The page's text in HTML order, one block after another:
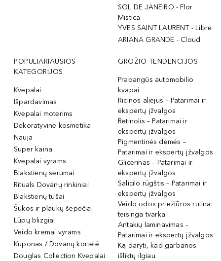
SOL DE JANEIRO - Flor
Mistica
YVES SAINT LAURENT - Libre
ARIANA GRANDE - Cloud
POPULIARIAUSIOS
KATEGORIJOS
Kvepalai
Išpardavimas
Kvepalai moterims
Dekoratyvinė kosmetika
Nauja
Super kaina
Kvepalai vyrams
Blakstienų serumai
Rituals Dovanų rinkiniai
Blakstienų tušai
Šukos ir plaukų šepečiai
Lūpų blizgiai
Veido kremai vyrams
Kuponas / Dovanų kortelė
Douglas Collection Kvepalai
GROŽIO TENDENCIJOS
Prabangūs automobilio
kvapai
Ricinos aliejus – Patarimai ir
ekspertų įžvalgos
Retinolis – Patarimai ir
ekspertų įžvalgos
Pigmentinės dėmės –
Patarimai ir ekspertų įžvalgos
Glicerinas – Patarimai ir
ekspertų įžvalgos
Salicilo rūgštis – Patarimai ir
ekspertų įžvalgos
Veido odos priežiūros rutina:
teisinga tvarka
Antakių laminavimas –
Patarimai ir ekspertų įžvalgos
Ką daryti, kad garbanos
išliktų ilgiau